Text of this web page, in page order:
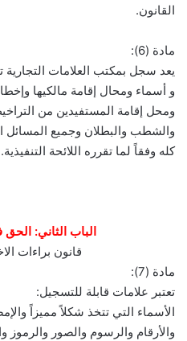
القانون.
مادة (6):
يعد سجل بمكتب العلامات التجارية
و أسماء ومحال إقامة مالكيها
ومحل إقامة المستفيدين من
والشطب والبطلان وجميع المسائل
كله وفقاً لما تقرره اللائحة التنفيذية.
الباب الثاني:
قانون براءات
مادة (7):
تعتبر علامات قابلة للتسجيل:
الأسماء التي تتخذ شكلاً مميزاً
والأرقام والرسوم والصور والرموز